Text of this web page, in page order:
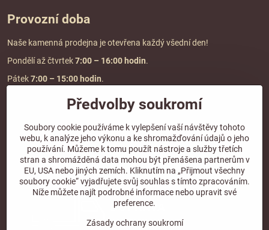
Provozní doba
Naše kamenná prodejna je otevřena každý všední den!
Pondělí až čtvrtek7:00 – 16:00 hodin.
Pátek7:00 – 15:00 hodin.
Doprava a platba
DOPRAVA ZDARMA
při objednávce nad2000 Kč vč. DPH.
*Nevztahuje se na paletovou přepravu.
Předvolby soukromí
Soubory cookie používáme k vylepšení vaší návštěvy tohoto
webu, k analýze jeho výkonu a ke shromažďování údajů o jeho
používání. Můžeme k tomu použít nástroje a služby třetích
stran a shromážděná data mohou být přenášena partnerům v
EU, USA nebo jiných zemích. Kliknutím na „Přijmout všechny
soubory cookie“ vyjadřujete svůj souhlas s tímto zpracováním.
Níže můžete najít podrobné informace nebo upravit své
preference.
Zásady ochrany soukromí